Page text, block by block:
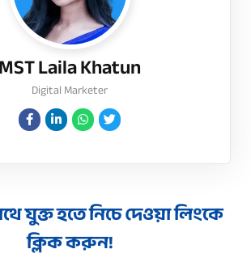
MST Laila Khatun
Digital Marketer
যুক্ত হতে নিচে দেওয়া লিংকে
ক্লিক করুন!